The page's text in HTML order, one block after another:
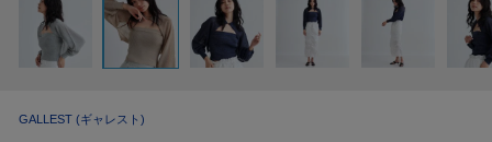
GALLEST (ギャレスト)